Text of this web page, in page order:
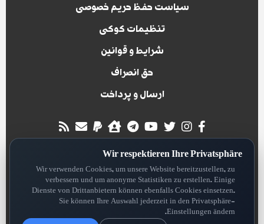
سیاست حفظ حریم خصوصی
تنظیمات کوکی
شرایط و قوانین
حق انصراف
ارسال و پرداخت
all rights reserved for
Hansa Digitall System Version: 2.3
Wir respektieren Ihre Privatsphäre
Wir verwenden Cookies, um unsere Website bereitzustellen, zu
verbessern und um anonyme Statistiken zu erstellen. Einige
Dienste von Drittanbietern können ebenfalls Cookies einsetzen.
Sie können Ihre Auswahl jederzeit in den Privatsphäre-
Einstellungen ändern.